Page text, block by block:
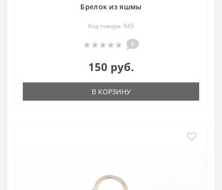
Брелок из яшмы
Код товара: 945
0
150 руб.
В КОРЗИНУ